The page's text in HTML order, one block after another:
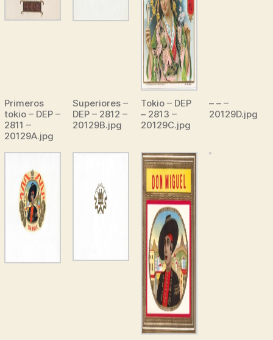
Primeros
tokio – DEP –
2811 –
20129A.jpg
Superiores –
DEP – 2812 –
20129B.jpg
Tokio – DEP
– 2813 –
20129C.jpg
– – –
20129D.jpg